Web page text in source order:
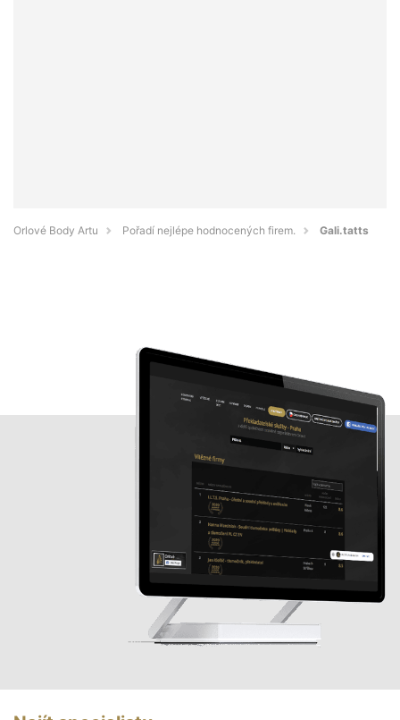
Orlové Body Artu Pořadí nejlépe hodnocených firem. Gali.tatts